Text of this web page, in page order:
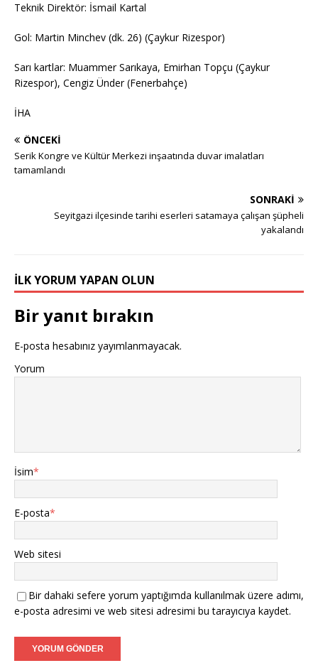
Teknik Direktör: İsmail Kartal
Gol: Martin Minchev (dk. 26) (Çaykur Rizespor)
Sarı kartlar: Muammer Sarıkaya, Emirhan Topçu (Çaykur
Rizespor), Cengiz Ünder (Fenerbahçe)
İHA
ÖNCEKI
Serik Kongre ve Kültür Merkezi inşaatında duvar imalatları
tamamlandı
SONRAKI
Seyitgazi ilçesinde tarihi eserleri satamaya çalışan şüpheli
yakalandı
İLK YORUM YAPAN OLUN
Bir yanıt bırakın
E-posta hesabınız yayımlanmayacak.
Yorum
İsim*
E-posta*
Web sitesi
Bir dahaki sefere yorum yaptığımda kullanılmak üzere adımı,
e-posta adresimi ve web sitesi adresimi bu tarayıcıya kaydet.